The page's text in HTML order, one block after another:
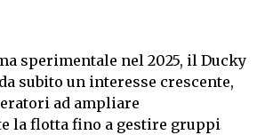
sperimentale nel 2025, il Ducky
subito un interesse crescente,
ad ampliare
la flotta fino a gestire gruppi